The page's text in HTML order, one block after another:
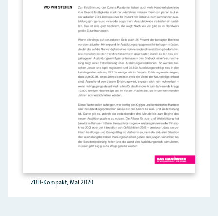
ZDH-Kompakt, Mai 2020